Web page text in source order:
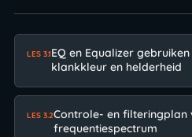
LES 3.1EQ en Equalizer
klankkleur en helderheid
LES 3.2Controle- en filteringplan
frequentiespectrum